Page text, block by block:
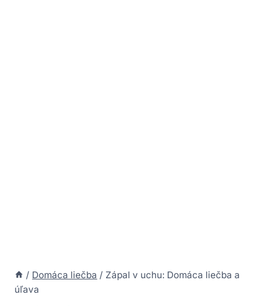
/ Domáca liečba / Zápal v uchu: Domáca liečba a
úľava